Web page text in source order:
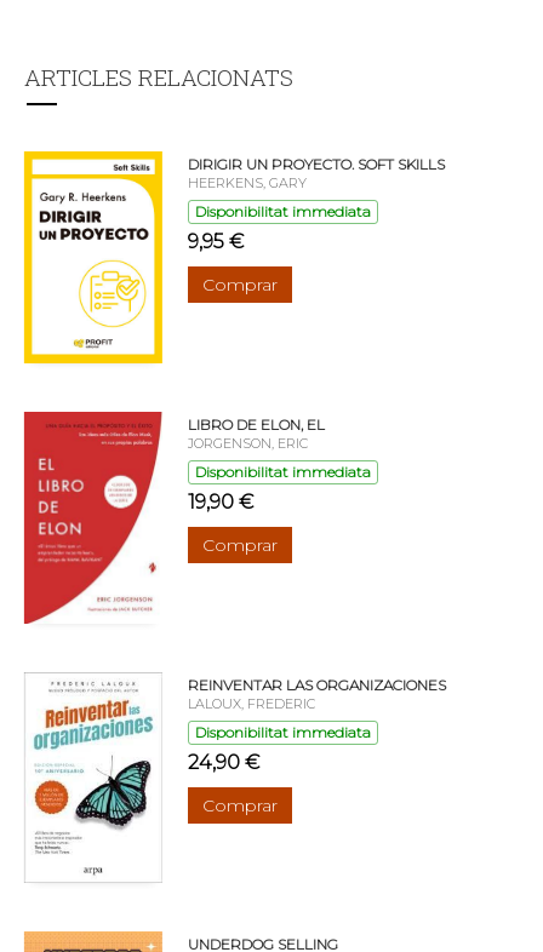
ARTICLES RELACIONATS
DIRIGIR UN PROYECTO. SOFT SKILLS
HEERKENS, GARY
Disponibilitat immediata
9,95 €
Comprar
LIBRO DE ELON, EL
JORGENSON, ERIC
Disponibilitat immediata
19,90 €
Comprar
REINVENTAR LAS ORGANIZACIONES
LALOUX, FREDERIC
Disponibilitat immediata
24,90 €
Comprar
UNDERDOG SELLING